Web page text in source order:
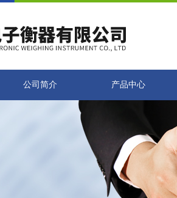
公司简介 产品中心